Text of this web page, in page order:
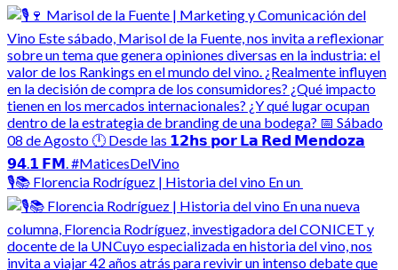
🎙️📚 Florencia Rodríguez | Historia del vino En un